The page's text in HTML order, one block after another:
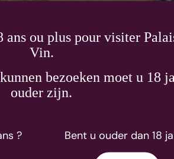
ans ou plus pour visiter
Vin.
bezoeken moet u 18
ouder zijn.
? Bent u ouder dan 18
Beaujolais et de la
un comme...